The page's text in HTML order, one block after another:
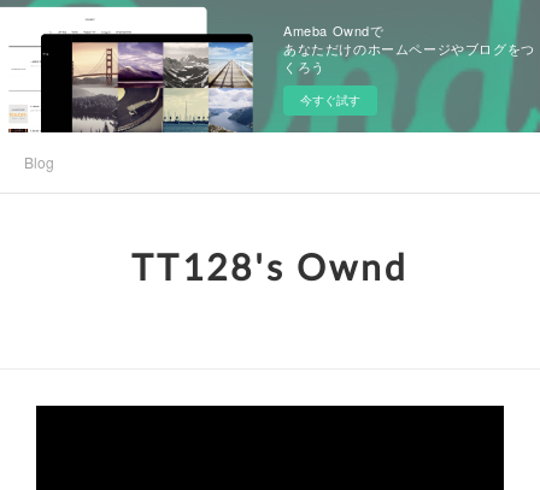
Ameba Owndで
あなただけのホームページやブログをつ
くろう
今すぐ試す
Blog
TT128's Ownd